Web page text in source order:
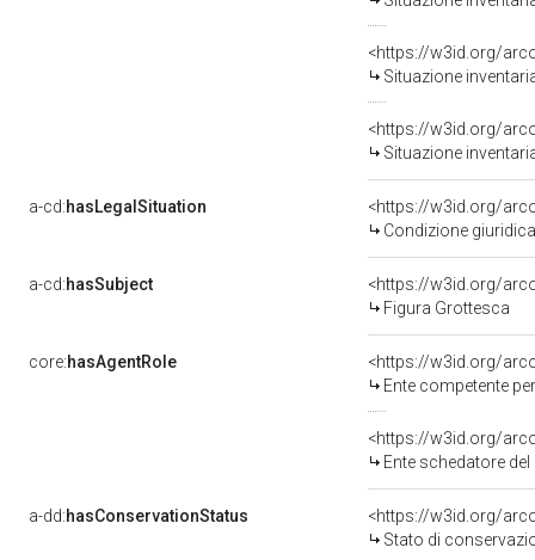
<https://w3id.org/
Situazione
<https://w3id.org/
Situazione
a-cd:hasLegalSituation
<https://w3id.org/
Condizione
a-cd:hasSubject
<https://w3id.org/
Figura Grottesca
core:hasAgentRole
<https://w3id.org/
Ente competente
<https://w3id.org/
Ente schedatore del bene
a-dd:hasConservationStatus
<https://w3id.org/
Stato di